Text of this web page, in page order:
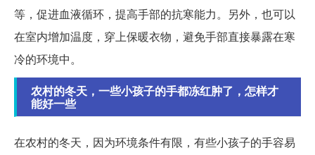
等，促进血液循环，提高手部的抗寒能力。另外，也可以
在室内增加温度，穿上保暖衣物，避免手部直接暴露在寒
冷的环境中。
农村的冬天，一些小孩子的手都冻红肿了，怎样才
能好一些
在农村的冬天，因为环境条件有限，有些小孩子的手容易